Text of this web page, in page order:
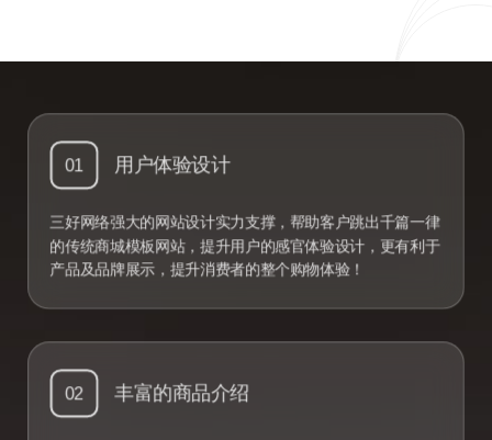
01 用户体验设计
三好网络强大的网站设计实力支撑，帮助客户跳出千篇一律
的传统商城模板网站，提升用户的感官体验设计，更有利于
产品及品牌展示，提升消费者的整个购物体验！
02 丰富的商品介绍